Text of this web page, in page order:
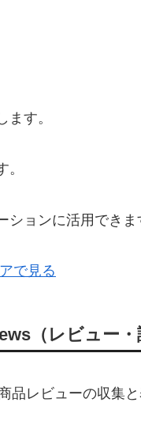
ます。
ションに活用できま
で見る
（レビュー・
品レビューの収集